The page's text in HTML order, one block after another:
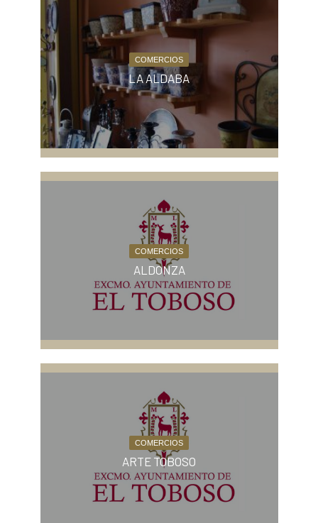
COMERCIOS
LA ALDABA
COMERCIOS
ALDONZA
COMERCIOS
ARTE TOBOSO